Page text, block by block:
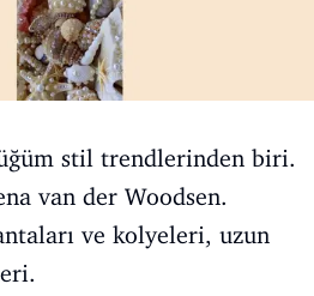
stil trendlerinden biri.
van der Woodsen.
ve kolyeleri, uzun